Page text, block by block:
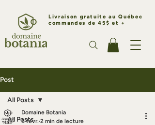
Livraison gratuite au Québec
commandes de 45$ et +
Post
All Posts
All Posts
Domaine Botania
5 févr. 2 min de lecture